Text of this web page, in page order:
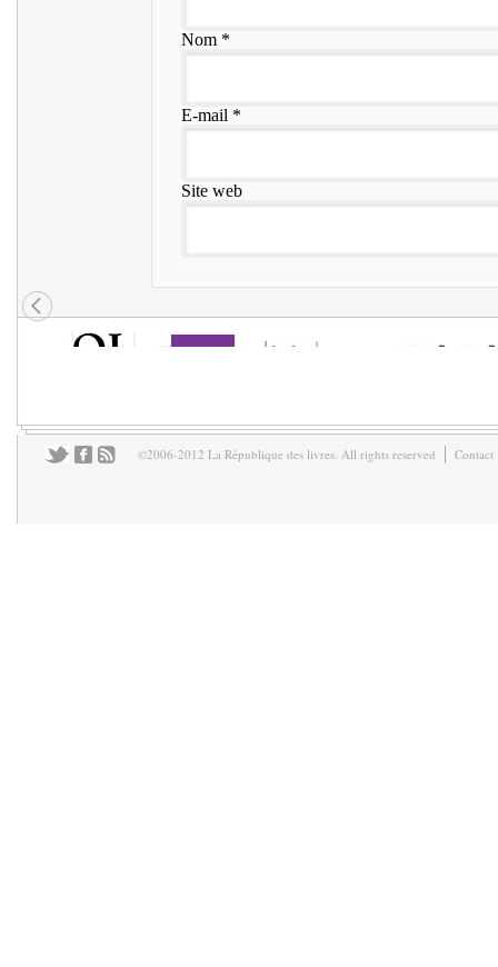
Nom*
E-mail *
Site web
©2006-2012 La République des livres. All rights reserved Contact